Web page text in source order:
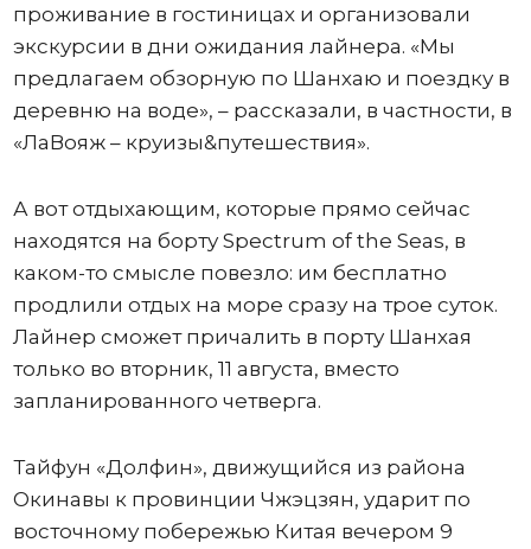
проживание в гостиницах и организовали
экскурсии в дни ожидания лайнера. «Мы
предлагаем обзорную по Шанхаю и поездку в
деревню на воде», – рассказали, в частности, в
«ЛаВояж – круизы&путешествия».
А вот отдыхающим, которые прямо сейчас
находятся на борту Spectrum of the Seas, в
каком-то смысле повезло: им бесплатно
продлили отдых на море сразу на трое суток.
Лайнер сможет причалить в порту Шанхая
только во вторник, 11 августа, вместо
запланированного четверга.
Тайфун «Долфин», движущийся из района
Окинавы к провинции Чжэцзян, ударит по
восточному побережью Китая вечером 9